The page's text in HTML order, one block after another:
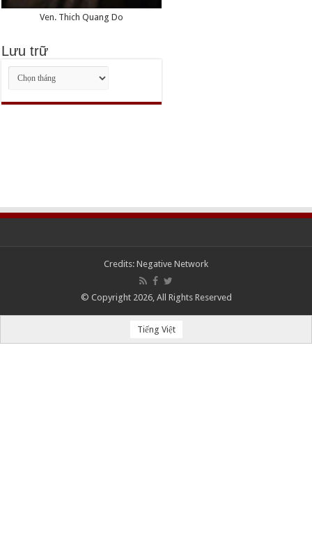
Ven. Thich Quang Do
Lưu trữ
Lưu
trữ
Credits: Negative Network
© Copyright 2026, All Rights Reserved
Tiếng Việt